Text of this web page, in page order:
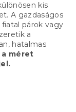
kis
A gazdaságos
párok vagy
a
hatalmas
a méret